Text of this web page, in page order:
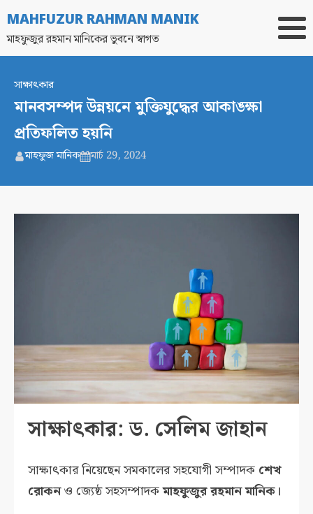
MAHFUZUR RAHMAN MANIK
মাহফুজুর রহমান মানিকের ভুবনে স্বাগত
সাক্ষাৎকার
মানবসম্পদ উন্নয়নে মুক্তিযুদ্ধের আকাঙ্ক্ষা
প্রতিফলিত হয়নি
মাহফুজ মানিক মার্চ 29, 2024
সাক্ষাৎকার: ড. সেলিম জাহান
সাক্ষাৎকার নিয়েছেন সমকালের সহযোগী সম্পাদক শেখ
রোকনও জ্যেষ্ঠ সহসম্পাদকমাহফুজুর রহমান মানিক।